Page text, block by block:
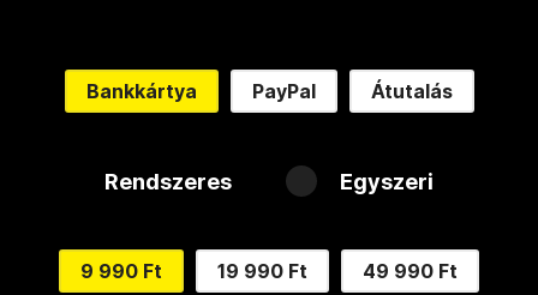
Bankkártya PayPal Átutalás
Rendszeres Egyszeri
9 990 Ft 19 990 Ft 49 990 Ft